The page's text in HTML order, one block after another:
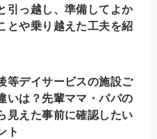
引っ越し、準備してよか
とや乗り越えた工夫を紹
等デイサービスの施設ご
いは？先輩ママ・パパの
見えた事前に確認したい
ト